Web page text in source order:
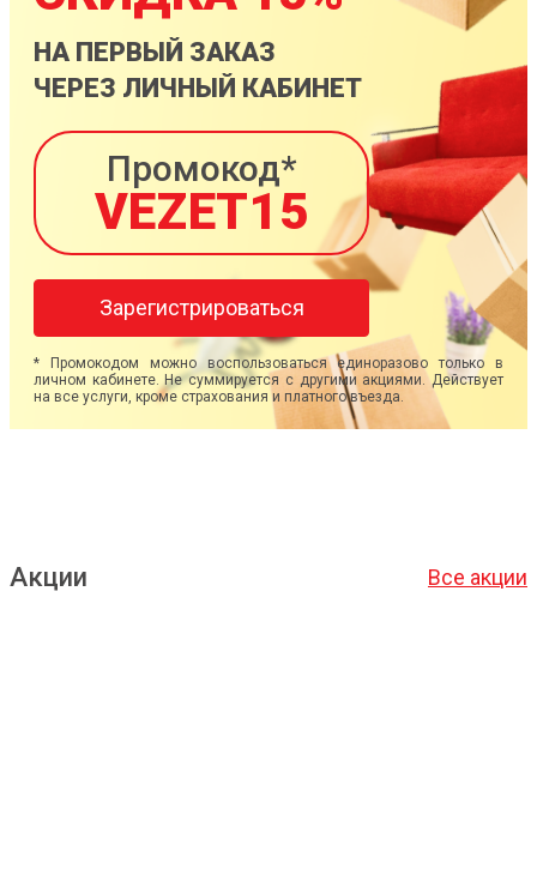
НА ПЕРВЫЙ ЗАКАЗ
ЧЕРЕЗ ЛИЧНЫЙ КАБИНЕТ
Промокод*
VEZET15
Зарегистрироваться
* Промокодом можно воспользоваться единоразово только в
личном кабинете. Не суммируется с другими акциями. Действует
на все услуги, кроме страхования и платного въезда.
Акции Все акции